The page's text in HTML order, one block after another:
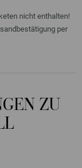
nicht enthalten!
per
ZU